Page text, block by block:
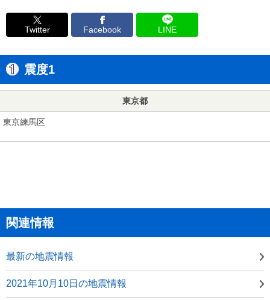
Twitter Facebook LINE
震度1
東京都
東京練馬区
関連情報
最新の地震情報
2021年10月10日の地震情報